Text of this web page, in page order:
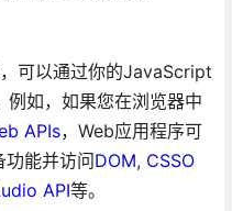
可以通过你的JavaScript
例如，如果您在浏览器中
APIs，Web应用程序可
功能并访问DOM, CSSO
API等。